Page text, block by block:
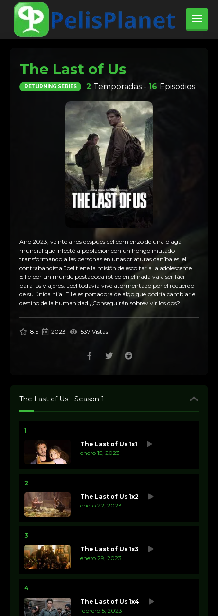
The Last of Us
RETURNING SERIES 2 Temporadas - 16 Episodios
Año 2023, veinte años después del comienzo de una plaga
mundial que infectó a población con un hongo mutado
transformando a las personas en unas criaturas caníbales, el
contrabandista Joel tiene la misión de escoltar a la adolescente
Ellie por un mundo postapocalíptico en el nada va a ser fácil
para los viajeros. Joel todavía vive atormentado por el recuerdo
de su única hija. Ellie es portadora de algo que podría cambiar el
destino de la humanidad ¿Conseguirán sobrevivir los dos?
8.5 2023 537 Vistas
The Last of Us - Season 1
1
The Last of Us 1x1
enero 15, 2023
2
The Last of Us 1x2
enero 22, 2023
3
The Last of Us 1x3
enero 29, 2023
4
The Last of Us 1x4
febrero 5, 2023